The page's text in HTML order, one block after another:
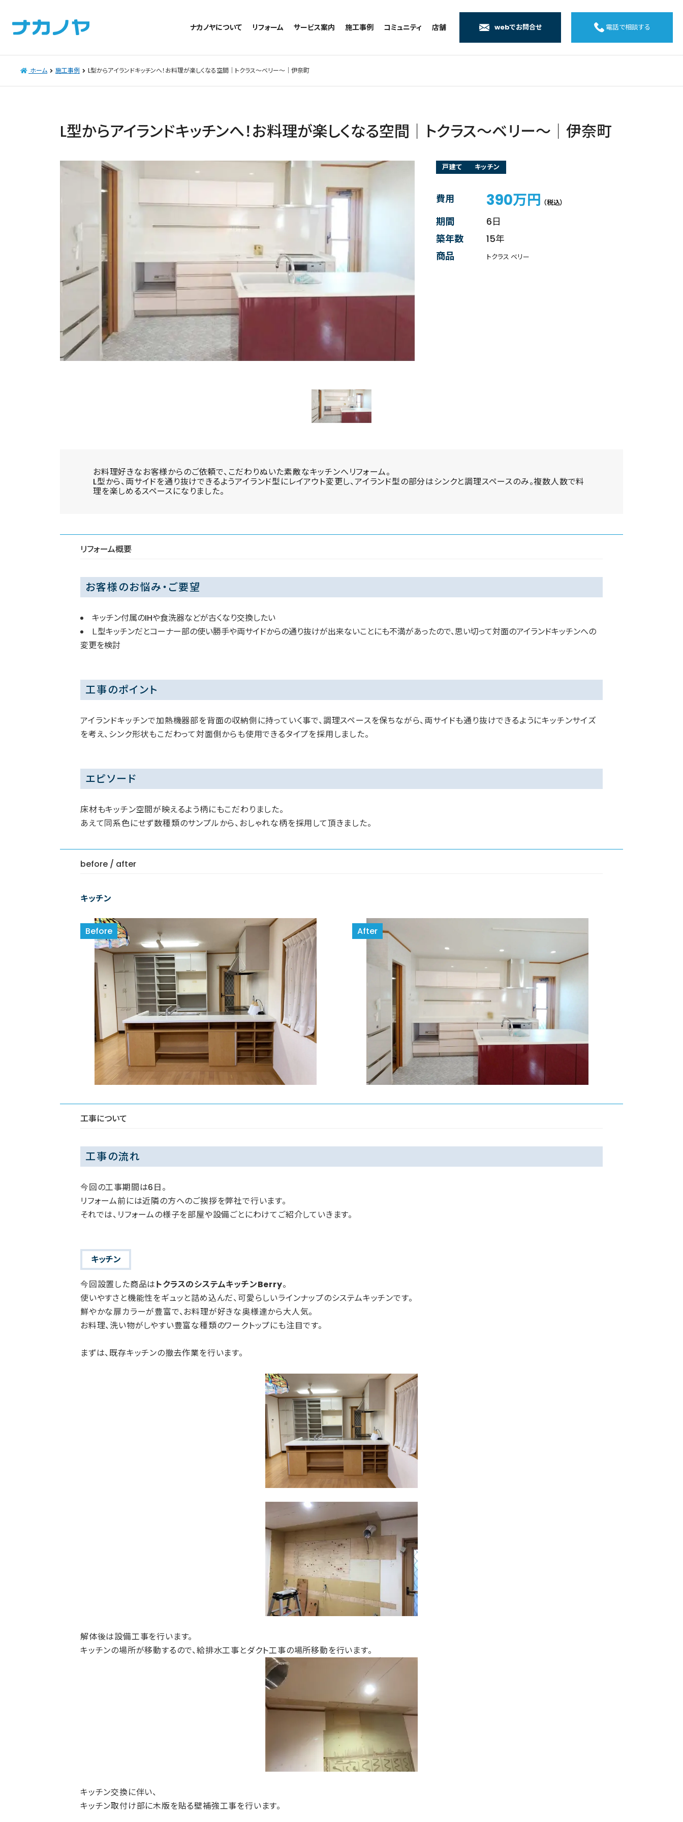
ナカノヤについて リフォーム
お風呂のリフォーム
キッチンのリフォーム
洗面台のリフォーム
内装のリフォーム
水回りのリフォーム
窓のリフォーム
サービス案内
相談室・よくある質問
施工事例
トイレの施工事例
キッチンの施工事例
コミュニティ
アルブル通信
ブログ
協力会社様専用
店舗
墨田店
日本橋店
webでお問合せ 電話で相談する
ホーム 施工事例 L型からアイランドキッチンへ！お料理が楽しくなる空間｜トクラス～ベリー～｜伊奈町
L型からアイランドキッチンへ！お料理が楽しくなる空間｜トクラス～ベリー～｜伊奈町
戸建て キッチン
費用 390万円 （税込）
期間
6日
築年数
15年
商品
トクラス ベリー
お料理好きなお客様からのご依頼で、こだわりぬいた素敵なキッチンへリフォーム。
L型から、両サイドを通り抜けできるようアイランド型にレイアウト変更し、アイランド型の部分はシンクと調理スペースのみ。複数人数で料
理を楽しめるスペースになりました。
リフォーム概要
お客様のお悩み・ご要望
キッチン付属のIHや食洗器などが古くなり交換したい
Ｌ型キッチンだとコーナー部の使い勝手や両サイドからの通り抜けが出来ないことにも不満があったので、思い切って対面のアイランドキッチンへの
変更を検討
工事のポイント
アイランドキッチンで加熱機器部を背面の収納側に持っていく事で、調理スペースを保ちながら、両サイドも通り抜けできるようにキッチンサイズ
を考え、シンク形状もこだわって対面側からも使用できるタイプを採用しました。
エピソード
床材もキッチン空間が映えるよう柄にもこだわりました。
あえて同系色にせず数種類のサンプルから、おしゃれな柄を採用して頂きました。
before / after
キッチン
工事について
工事の流れ
今回の工事期間は6日。
リフォーム前には近隣の方へのご挨拶を弊社で行います。
それでは、リフォームの様子を部屋や設備ごとにわけてご紹介していきます。
キッチン
今回設置した商品はトクラスのシステムキッチンBerry。
使いやすさと機能性をギュッと詰め込んだ、可愛らしいラインナップのシステムキッチンです。
鮮やかな扉カラーが豊富で、お料理が好きな奥様達から大人気。
お料理、洗い物がしやすい豊富な種類のワークトップにも注目です。
まずは、既存キッチンの撤去作業を行います。
解体後は設備工事を行います。
キッチンの場所が移動するので、給排水工事とダクト工事の場所移動を行います。
キッチン交換に伴い、
キッチン取付け部に木版を貼る壁補強工事を行います。